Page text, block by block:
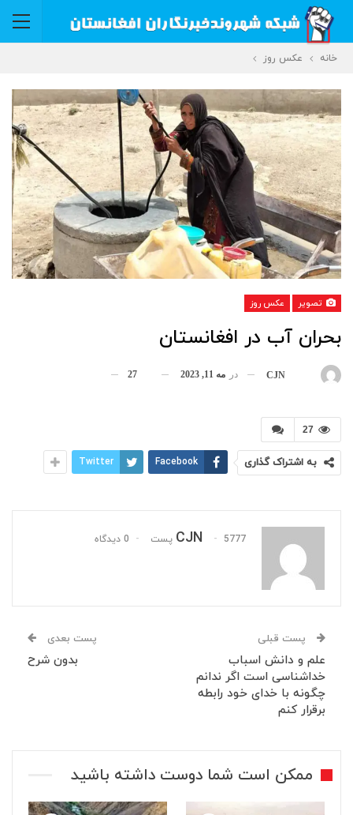
خانه عکس روز
تصویر عکس روز
بحران آب در افغانستان
CJN در مه 11, 2023 27
27
به اشتراک گذاری Facebook
Twitter
CJN 5777 پست 0 دیدگاه
پست قبلی
علم و دانش اسباب
خداشناسی است اگر ندانم
چگونه با خدای خود رابطه
برقرار کنم
پست بعدی
بدون شرح
ممکن است شما دوست داشته باشید